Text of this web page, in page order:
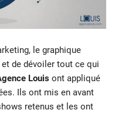
le graphique
de dévoiler tout ce qui
Louis ont appliqué
Ils ont mis en avant
retenus et les ont